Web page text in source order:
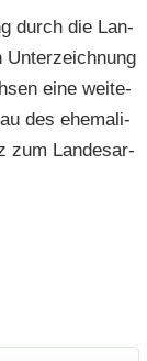
durch die Lan­
Un­ter­zeich­nung
eine wei­te­
des ehe­ma­li­
zum Lan­des­ar­